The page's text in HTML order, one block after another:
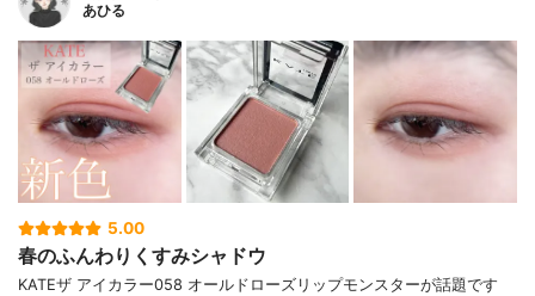
あひる
5.00
春のふんわりくすみシャドウ
KATEザ アイカラー058 オールドローズリップモンスターが話題です